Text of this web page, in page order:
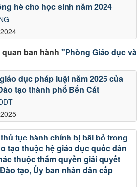
hè cho học sinh năm 2024
ban hành "Phòng Giáo dục và
dục pháp luật năm 2025 của
tạo thành phố Bến Cát
tục hành chính bị bãi bỏ trong
tạo thuộc hệ giáo dục quốc dân
thuộc thẩm quyền giải quyết
tạo, Ủy ban nhân dân cấp